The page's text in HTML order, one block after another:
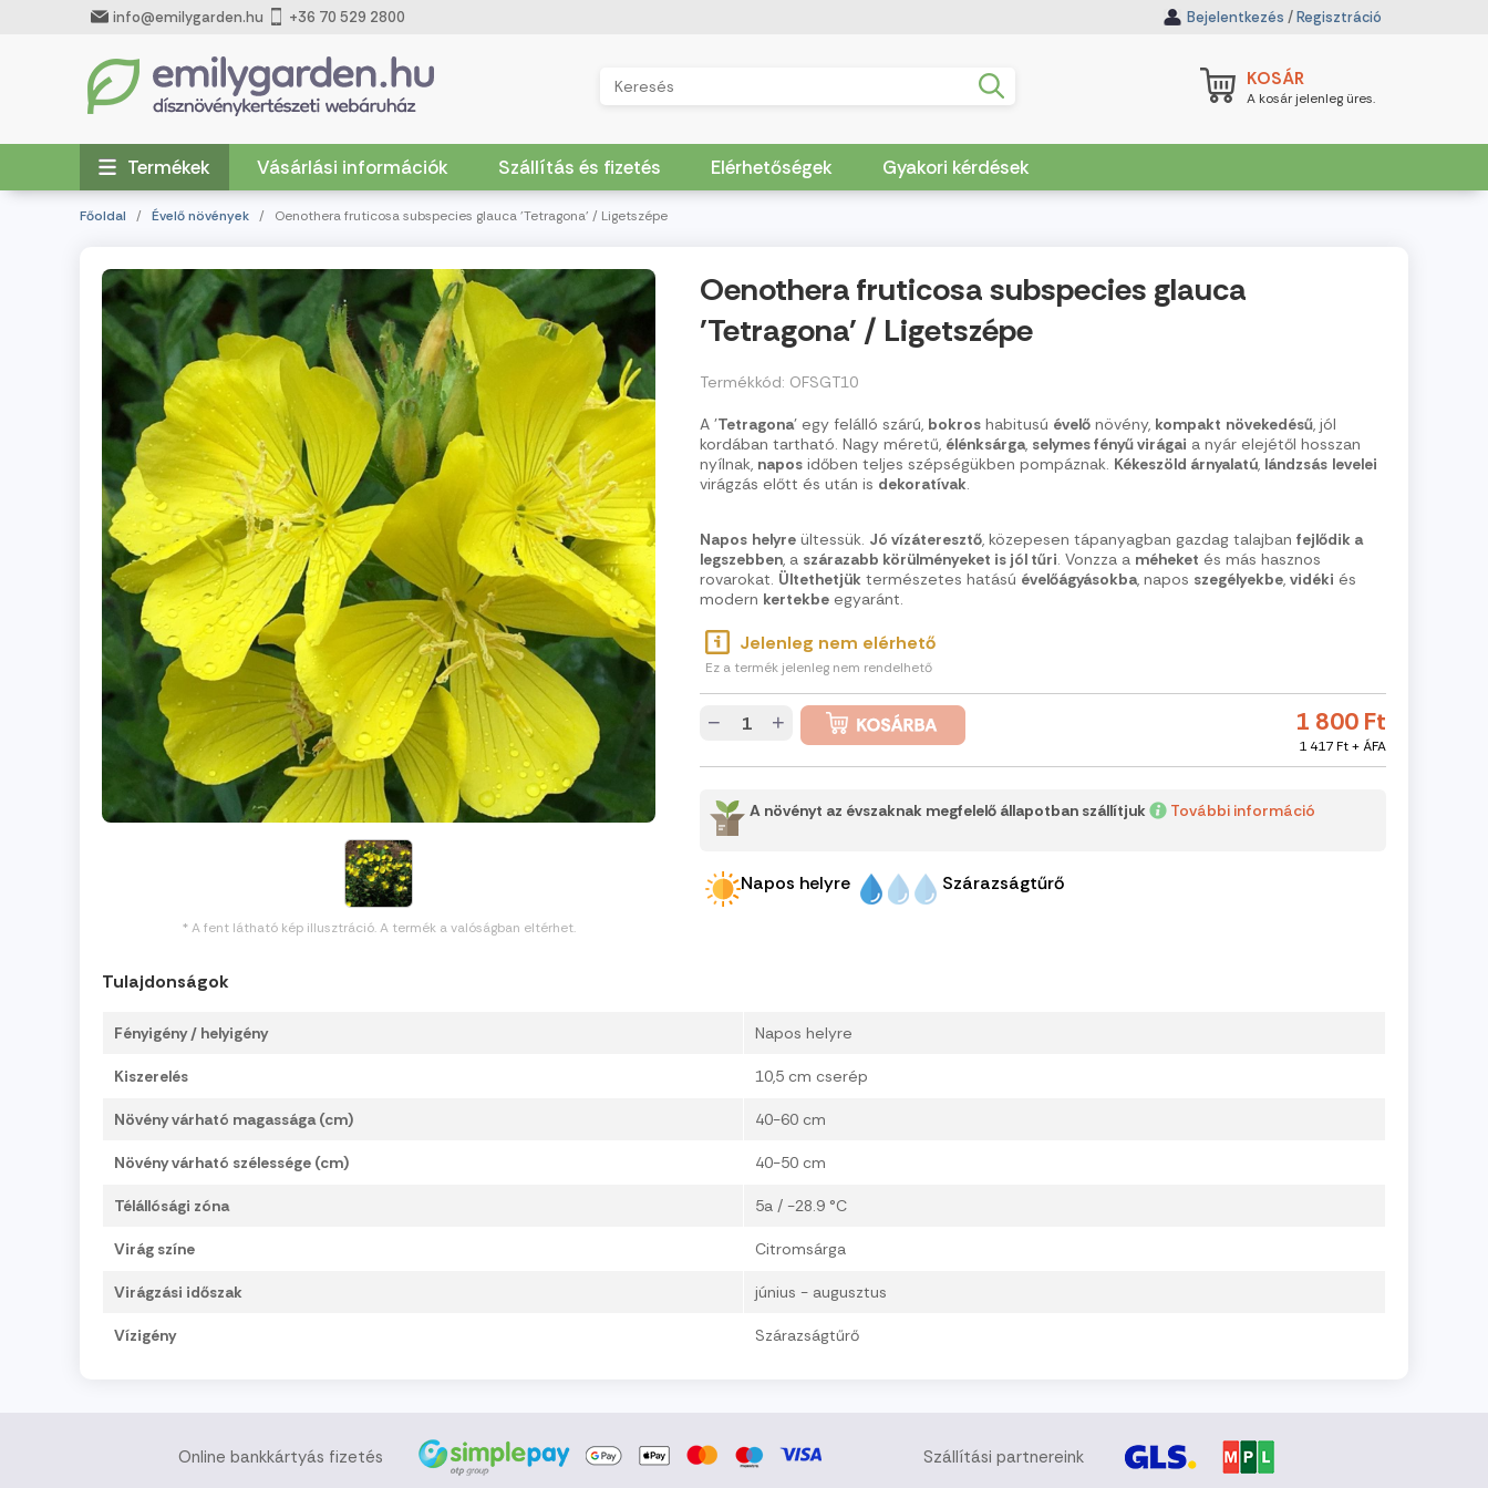
info@emilygarden.hu +36 70 529 2800 Bejelentkezés /Regisztráció
KOSÁR
A kosár jelenleg üres.
Termékek Vásárlási információk Szállítás és fizetés Elérhetőségek Gyakori kérdések
Főoldal / Évelő növények / Oenothera fruticosa subspecies glauca 'Tetragona' / Ligetszépe
* A fent látható kép illusztráció. A termék a valóságban eltérhet.
Oenothera fruticosa subspecies glauca
'Tetragona' / Ligetszépe
Termékkód: OFSGT10
A 'Tetragona' egy felálló szárú, bokros habitusú évelő növény, kompakt növekedésű, jól
kordában tartható. Nagy méretű, élénksárga, selymes fényű virágai a nyár elejétől hosszan
nyílnak, napos időben teljes szépségükben pompáznak. Kékeszöld árnyalatú, lándzsás levelei
virágzás előtt és után is dekoratívak.
Napos helyre ültessük. Jó vízáteresztő, közepesen tápanyagban gazdag talajban fejlődik a
legszebben, a szárazabb körülményeket is jól tűri. Vonzza a méheket és más hasznos
rovarokat. Ültethetjük természetes hatású évelőágyásokba, napos szegélyekbe, vidéki és
modern kertekbe egyaránt.
Jelenleg nem elérhető
Ez a termék jelenleg nem rendelhető
1 800 Ft
1 417 Ft + ÁFA
− +
A növényt az évszaknak megfelelő állapotban szállítjuk További információ
Napos helyre Szárazságtűrő
Tulajdonságok
Fényigény / helyigény Napos helyre
Kiszerelés 10,5 cm cserép
Növény várható magassága (cm) 40-60 cm
Növény várható szélessége (cm) 40-50 cm
Télállósági zóna 5a / -28.9 °C
Virág színe Citromsárga
Virágzási időszak június - augusztus
Vízigény Szárazságtűrő
Online bankkártyás fizetés Szállítási partnereink